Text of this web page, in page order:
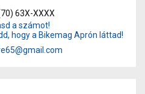
63X-XXXX
a számot!
hogy a Bikemag Aprón láttad!